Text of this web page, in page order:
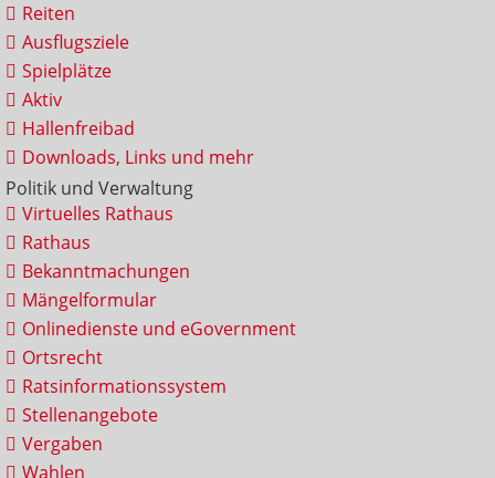
Reiten
Ausflugsziele
Spielplätze
Aktiv
Hallenfreibad
Downloads, Links und mehr
Politik und Verwaltung
Virtuelles Rathaus
Rathaus
Bekanntmachungen
Mängelformular
Onlinedienste und eGovernment
Ortsrecht
Ratsinformationssystem
Stellenangebote
Vergaben
Wahlen